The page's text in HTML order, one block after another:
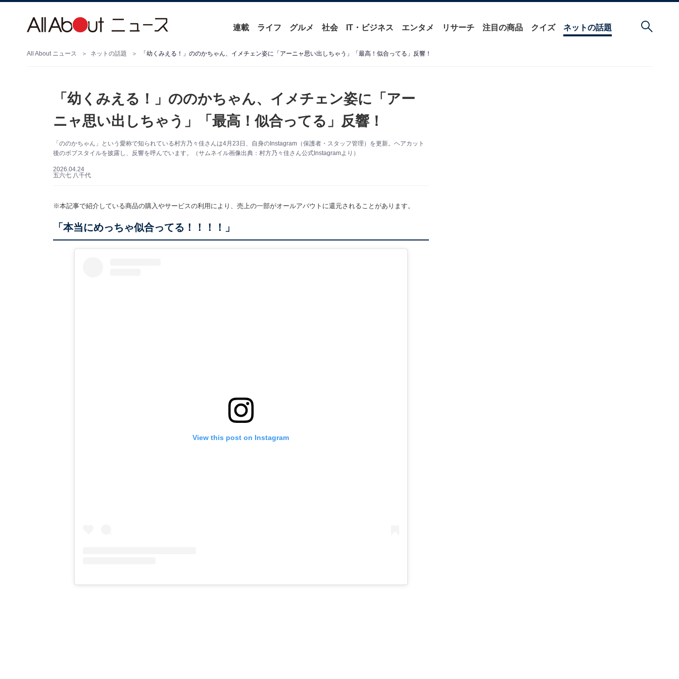
連載 ライフ グルメ 社会 IT・ビジネス エンタメ リサーチ 注目の商品 クイズ ネットの話題
All About ニュース ネットの話題 「幼くみえる！」ののかちゃん、イメチェン姿に「アーニャ思い出しちゃう」「最高！似合ってる」反響！
「幼くみえる！」ののかちゃん、イメチェン姿に「アー
ニャ思い出しちゃう」「最高！似合ってる」反響！
「ののかちゃん」という愛称で知られている村方乃々佳さんは4月23日、自身のInstagram（保護者・スタッフ管理）を更新。ヘアカット
後のボブスタイルを披露し、反響を呼んでいます。（サムネイル画像出典：村方乃々佳さん公式Instagramより）
2026.04.24
五六七 八千代
※本記事で紹介している商品の購入やサービスの利用により、売上の一部がオールアバウトに還元されることがあります。
「本当にめっちゃ似合ってる！！！！」
View this post on Instagram